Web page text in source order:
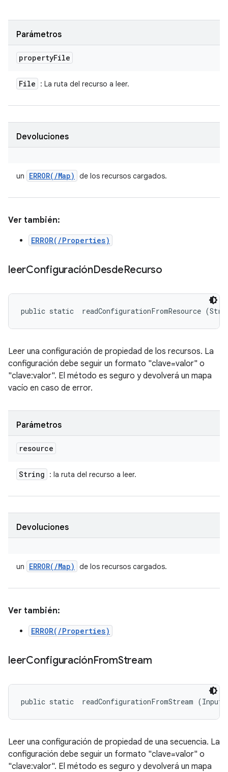
Parámetros
propertyFile
File : La ruta del recurso a leer.
Devoluciones
un ERROR( /Map) de los recursos cargados.
Ver también:
ERROR(/Properties)
leerConfiguraciónDesdeRecurso
public static readConfigurationFromResource
Leer una configuración de propiedad de los recursos. La
configuración debe seguir un formato "clave=valor" o
"clave:valor". El método es seguro y devolverá un mapa
vacío en caso de error.
Parámetros
resource
String : la ruta del recurso a leer.
Devoluciones
un ERROR( /Map) de los recursos cargados.
Ver también:
ERROR(/Properties)
leerConfiguraciónFromStream
public static readConfigurationFromStream
Leer una configuración de propiedad de una secuencia. La
configuración debe seguir un formato "clave=valor" o
"clave:valor". El método es seguro y devolverá un mapa